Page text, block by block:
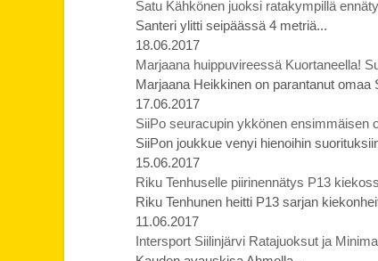
Satu Kähkönen juoksi ratakympillä
Santeri ylitti seipäässä 4 metriä...
18.06.2017
Marjaana huippuvireessä Kuortaneella!
Marjaana Heikkinen on parantanut
17.06.2017
SiiPo seuracupin ykkönen ensimmäisen
SiiPon joukkue venyi hienoihin
15.06.2017
Riku Tenhuselle piirinennätys P13
Riku Tenhunen heitti P13 sarjan
11.06.2017
Intersport Siilinjärvi Ratajuoksut ja